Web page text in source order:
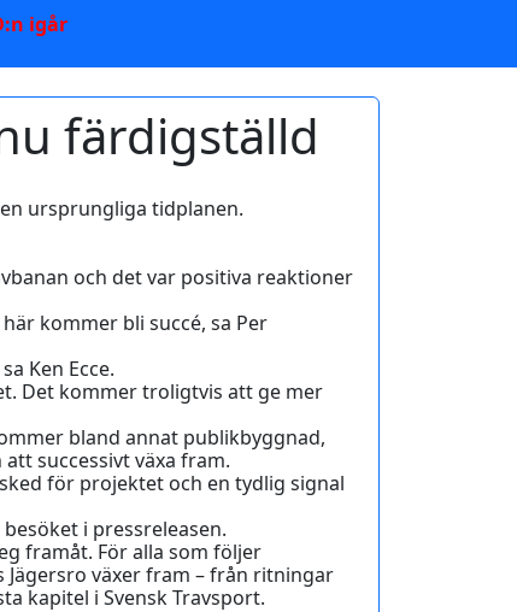
igår
färdigställd
ursprungliga tidplanen.
och det var positiva reaktioner
kommer bli succé, sa Per
Ken Ecce.
Det kommer troligtvis att ge mer
bland annat publikbyggnad,
successivt växa fram.
för projektet och en tydlig signal
i pressreleasen.
framåt. För alla som följer
växer fram – från ritningar
kapitel i Svensk Travsport.